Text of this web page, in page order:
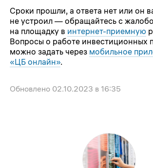
Сроки прошли, а ответа нет или он
не устроил — обращайтесь с
на площадку в интернет-приемную
Вопросы о работе инвестиционных
можно задать через мобильное
«ЦБ онлайн».
Обновлено 02.10.2023 в 16:35